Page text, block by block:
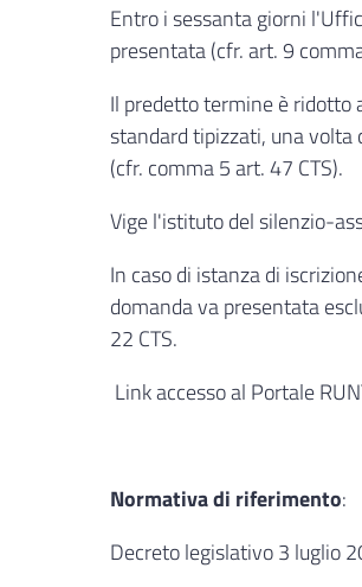
Entro i sessanta giorni
presentata (cfr. art. 9
Il predetto termine è ridotto
standard tipizzati, una volta
(cfr. comma 5 art. 47 CTS).
Vige l'istituto del silenzio-
In caso di istanza di
domanda va presentata
22 CTS.
Link accesso al Portale
Normativa di riferimento:
Decreto legislativo 3 luglio